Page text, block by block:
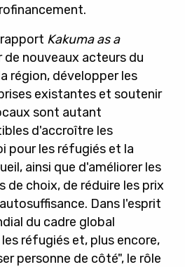
Kakuma as a
de nouveaux acteurs du
région, développer les
existantes et soutenir
sont autant
d'accroître les
pour les réfugiés et la
ainsi que d'améliorer les
de choix, de réduire les prix
Dans l'esprit
du cadre global
réfugiés et, plus encore,
personne de côté", le rôle